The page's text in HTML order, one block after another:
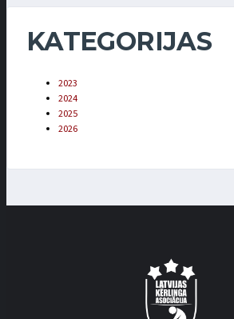
KATEGORIJAS
2023
2024
2025
2026